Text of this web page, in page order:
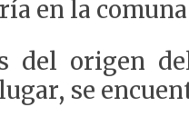
en la comuna
origen
se